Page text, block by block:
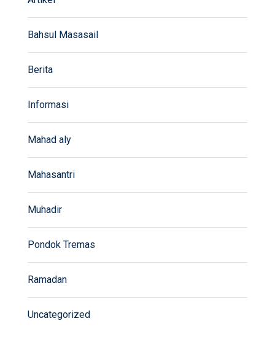
Bahsul Masasail
Berita
Informasi
Mahad aly
Mahasantri
Muhadir
Pondok Tremas
Ramadan
Uncategorized